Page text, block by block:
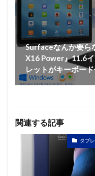
Surfaceなんか要ら
X16 Power』11.6
レットがキーボー
関連する記事
タブ